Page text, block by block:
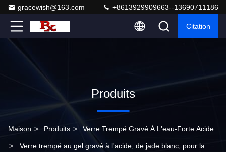
gracewish@163.com +8613929909663--13690711186
Citation
Produits
Maison > Produits > Verre Trempé Gravé À L'eau-Forte Acide
> Verre trempé au gel gravé à l'acide, de jade blanc, pour la